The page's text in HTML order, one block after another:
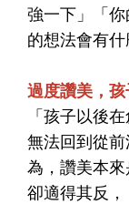
強一下」「
的想法會有
過度讚美，
「孩子以後
無法回到從
為，讚美本
卻適得其反